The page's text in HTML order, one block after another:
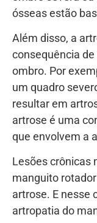
ósseas estão
Além disso, a
consequência
ombro. Por
um quadro
resultar em
artrose é uma
que envolvem a
Lesões crônicas
manguito
artrose. E nesse
artropatia do